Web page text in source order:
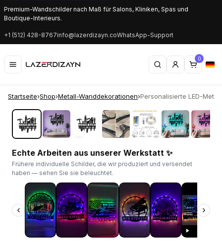
Premium-Wandschilder nach Maß für Salons, Kliniken, Spas und
Boutique-Interieurs.
+1 (512) 428-8767info@lazerdizayn.coWhatsApp-Support
0
Startseite›Shop›Metall-Wanddekorationen›Personalisierte LED-
‹ ›
Echte Arbeiten aus unserer Werkstatt ✨
Frühere individuelle Schilder, die wir produziert und versendet
haben — sehen Sie sie beleuchtet.
‹ ›